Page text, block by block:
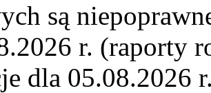
są
r. (raporty
dla 05.08.2026